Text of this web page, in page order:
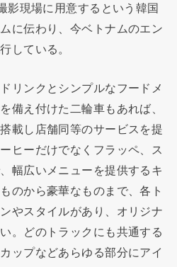
影現場に用意するという韓国
に伝わり、今ベトナムのエン
している。
リンクとシンプルなフードメ
備え付けた二輪車もあれば、
載し店舗同等のサービスを提
ヒーだけでなくフラッペ、ス
幅広いメニューを提供するキ
のから豪華なものまで、各ト
やスタイルがあり、オリジナ
。どのトラックにも共通する
ップなどあらゆる部分にアイ